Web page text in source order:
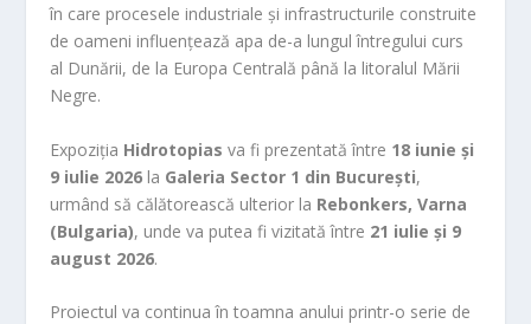
în care procesele industriale și infrastructurile construite
de oameni influențează apa de-a lungul întregului curs
al Dunării, de la Europa Centrală până la litoralul Mării
Negre.
Expoziția Hidrotopias va fi prezentată între 18 iunie și
9 iulie 2026 la Galeria Sector 1 din București,
urmând să călătorească ulterior la Rebonkers, Varna
(Bulgaria), unde va putea fi vizitată între 21 iulie și 9
august 2026.
Proiectul va continua în toamna anului printr-o serie de